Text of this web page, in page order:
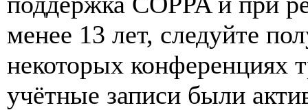
менее 13 лет, следуйте
некоторых конференциях
учётные записи были